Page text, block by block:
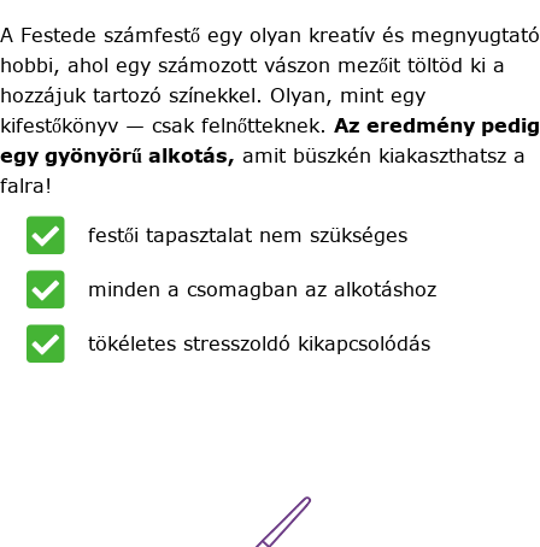
A Festede számfestő egy olyan kreatív és megnyugtató
hobbi, ahol egy számozott vászon mezőit töltöd ki a
hozzájuk tartozó színekkel. Olyan, mint egy
kifestőkönyv — csak felnőtteknek. Az eredmény pedig
egy gyönyörű alkotás, amit büszkén kiakaszthatsz a
falra!
festői tapasztalat nem szükséges
minden a csomagban az alkotáshoz
tökéletes stresszoldó kikapcsolódás